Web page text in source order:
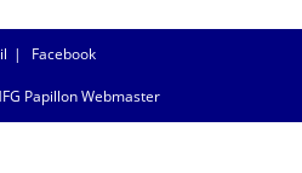
Facebook
Papillon Webmaster